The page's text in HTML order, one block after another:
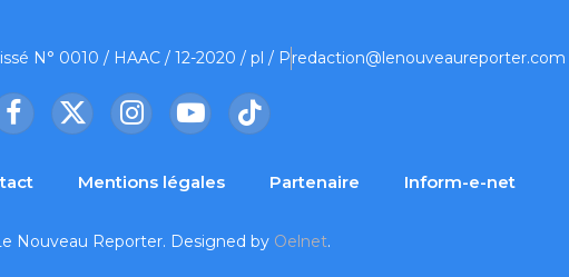
N° 0010 / HAAC / 12-2020 / pl / Predaction@lenouveaureporter.com
Facebook
X
InstagramYouTubeTikTok
Mentions légales Partenaire Inform-e-net
Nouveau Reporter. Designed by Oelnet.